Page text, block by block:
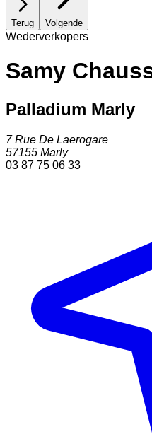
Terug Volgende
Wederverkopers
Samy
Palladium Marly
7 Rue De Laerogare
57155 Marly
03 87 75 06 33